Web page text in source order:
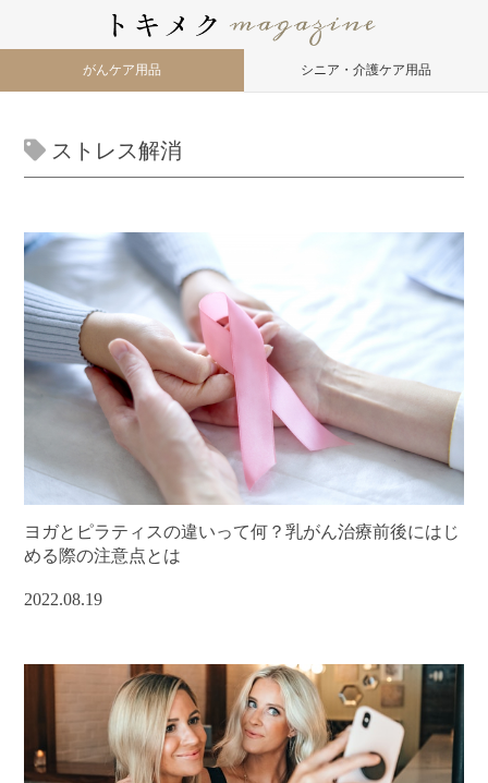
がんケア用品 シニア・介護ケア用品
ストレス解消
ヨガとピラティスの違いって何？乳がん治療前後にはじ
める際の注意点とは
2022.08.19